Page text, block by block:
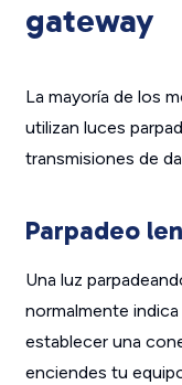
gateway
La mayoría de los
utilizan luces
transmisiones de
Parpadeo
Una luz
normalmente
establecer una
enciendes tu